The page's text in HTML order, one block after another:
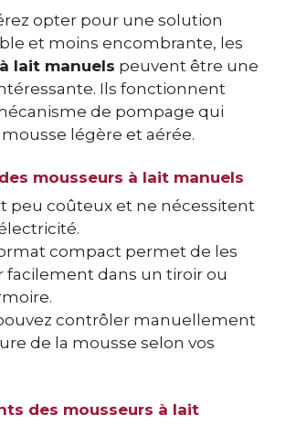
opter pour une solution
et moins encombrante, les
lait manuels peuvent être une
Ils fonctionnent
de pompage qui
légère et aérée.
mousseurs à lait manuels
peu coûteux et ne nécessitent
compact permet de les
facilement dans un tiroir ou
contrôler manuellement
de la mousse selon vos
des mousseurs à lait